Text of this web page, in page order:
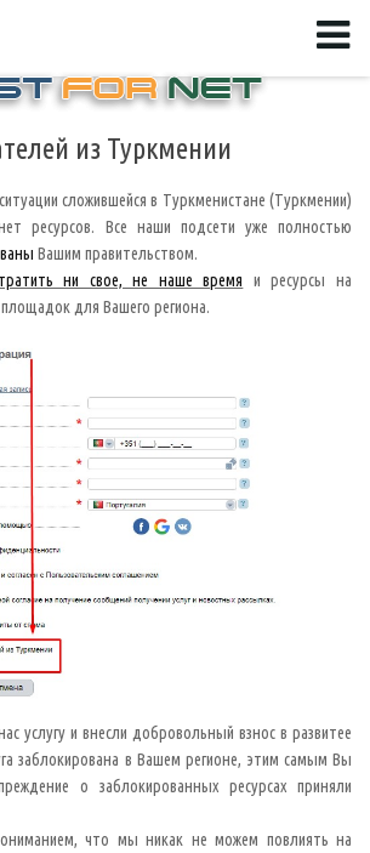
из Туркмении
сложившейся в Туркменистане (Туркмении)
ресурсов. Все наши подсети уже полностью
Вашим правительством.
ни свое, не наше время и ресурсы на
для Вашего региона.
услугу и внесли добровольный взнос в развитее
заблокирована в Вашем регионе, этим самым Вы
о заблокированных ресурсах приняли
что мы никак не можем повлиять на